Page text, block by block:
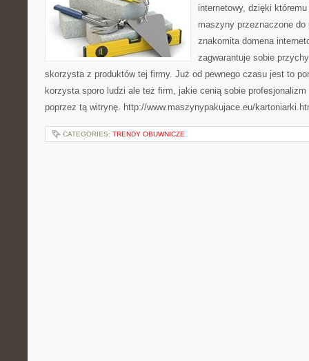
internetowy, dzięki
maszyny przeznaczone
znakomita domena
zagwarantuje sobie
skorzysta z produktów tej firmy. Już od pewnego czasu jest to
korzysta sporo ludzi ale też firm, jakie cenią sobie
poprzez tą witrynę. http://www.maszynypakujace.eu/
CATEGORIES: TRENDY OBUWNICZE